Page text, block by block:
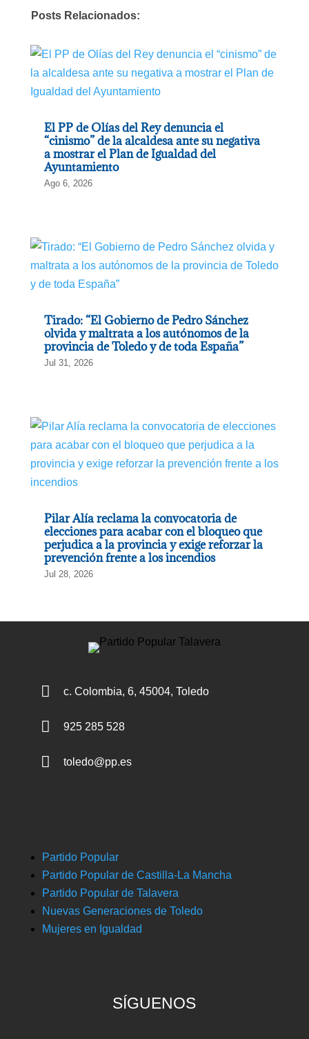
Posts Relacionados:
El PP de Olías del Rey denuncia el
“cinismo” de la alcaldesa ante su negativa
a mostrar el Plan de Igualdad del
Ayuntamiento
Ago 6, 2026
Tirado: “El Gobierno de Pedro Sánchez
olvida y maltrata a los autónomos de la
provincia de Toledo y de toda España”
Jul 31, 2026
Pilar Alía reclama la convocatoria de
elecciones para acabar con el bloqueo que
perjudica a la provincia y exige reforzar la
prevención frente a los incendios
Jul 28, 2026
 c. Colombia, 6, 45004, Toledo
 925 285 528
 toledo@pp.es
Partido Popular
Partido Popular de Castilla-La Mancha
Partido Popular de Talavera
Nuevas Generaciones de Toledo
Mujeres en Igualdad
SÍGUENOS